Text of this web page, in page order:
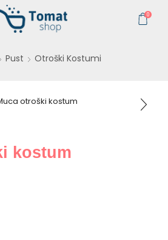
0
Pust Otroški Kostumi
kostum